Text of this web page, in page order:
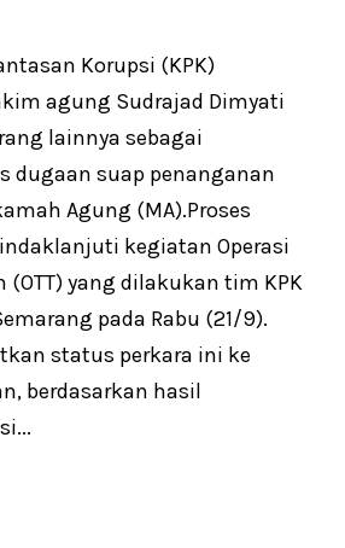
Korupsi (KPK)
agung Sudrajad Dimyati
lainnya sebagai
dugaan suap penanganan
Agung (MA).Proses
kegiatan Operasi
(OTT) yang dilakukan tim KPK
pada Rabu (21/9).
status perkara ini ke
berdasarkan hasil